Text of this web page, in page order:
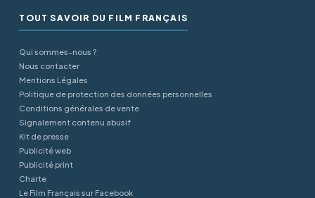
TOUT SAVOIR DU FILM FRANÇAIS
Qui sommes-nous ?
Nous contacter
Mentions Légales
Politique de protection des données personnelles
Conditions générales de vente
Signalement contenu abusif
Kit de presse
Publicité web
Publicité print
Charte
Le Film Français sur Facebook